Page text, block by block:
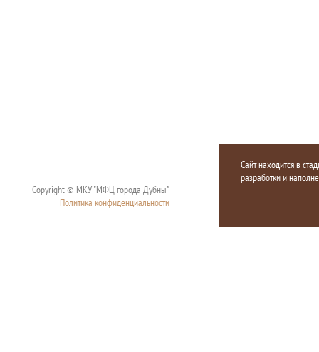
Copyright © МКУ "МФЦ города Дубны"
Политика конфиденциальности
Сайт находится в
разработки и